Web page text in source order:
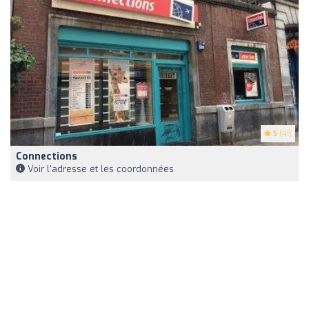
5 (41)
Connections
Voir l'adresse et les coordonnées